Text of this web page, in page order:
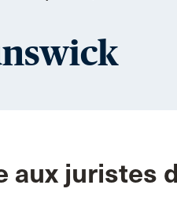
aux juristes